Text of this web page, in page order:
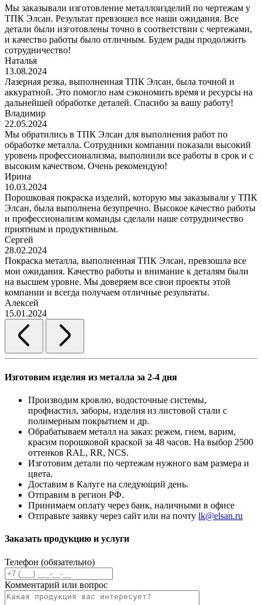
Мы заказывали изготовление металлоизделий по чертежам у
ТПК Элсан. Результат превзошел все наши ожидания. Все
детали были изготовлены точно в соответствии с чертежами,
и качество работы было отличным. Будем рады продолжить
сотрудничество!
Наталья
13.08.2024
Лазерная резка, выполненная ТПК Элсан, была точной и
аккуратной. Это помогло нам сэкономить время и ресурсы на
дальнейшей обработке деталей. Спасибо за вашу работу!
Владимир
22.05.2024
Мы обратились в ТПК Элсан для выполнения работ по
обработке металла. Сотрудники компании показали высокий
уровень профессионализма, выполнили все работы в срок и с
высоким качеством. Очень рекомендую!
Ирина
10.03.2024
Порошковая покраска изделий, которую мы заказывали у ТПК
Элсан, была выполнена безупречно. Высокое качество работы
и профессионализм команды сделали наше сотрудничество
приятным и продуктивным.
Сергей
28.02.2024
Покраска металла, выполненная ТПК Элсан, превзошла все
мои ожидания. Качество работы и внимание к деталям были
на высшем уровне. Мы доверяем все свои проекты этой
компании и всегда получаем отличные результаты.
Алексей
15.01.2024
Изготовим изделия из металла за 2-4 дня
Производим кровлю, водосточные системы,
профнастил, заборы, изделия из листовой стали с
полимерным покрытием и др.
Обрабатываем металл на заказ: режем, гнем, варим,
красим порошковой краской за 48 часов. На выбор 2500
оттенков RAL, RR, NCS.
Изготовим детали по чертежам нужного вам размера и
цвета.
Доставим в Калуге на следующий день.
Отправим в регион РФ.
Принимаем оплату через банк, наличными в офисе
Отправьте заявку через сайт или на почту lk@elsan.ru
Заказать продукцию и услуги
Телефон (обязательно)
Комментарий или вопрос